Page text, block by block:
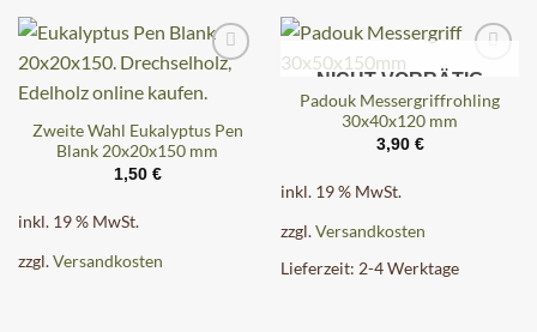
Zweite Wahl Eukalyptus Pen
Blank 20x20x150 mm
1,50 €
inkl. 19 % MwSt.
zzgl.Versandkosten
NICHT VORRÄTIG
Padouk Messergriffrohling
30x40x120 mm
3,90 €
inkl. 19 % MwSt.
zzgl.Versandkosten
Lieferzeit: 2-4 Werktage